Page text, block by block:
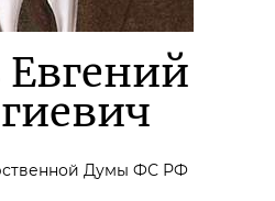
Думы ФС РФ